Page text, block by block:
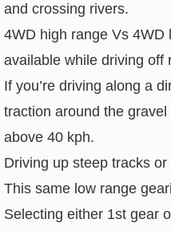
and crossing rivers.
4WD high range Vs
available while driving off
If you’re driving along a
traction around the
above 40 kph.
Driving up steep tracks
This same low range
Selecting either 1st gear